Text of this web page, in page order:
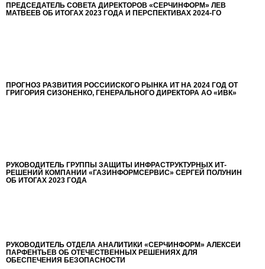
ПРЕДСЕДАТЕЛЬ СОВЕТА ДИРЕКТОРОВ «СЁРЧИНФОРМ» ЛЕВ
МАТВЕЕВ ОБ ИТОГАХ 2023 ГОДА И ПЕРСПЕКТИВАХ 2024-ГО
ПРОГНОЗ РАЗВИТИЯ РОССИЙСКОГО РЫНКА ИТ НА 2024 ГОД ОТ
ГРИГОРИЯ СИЗОНЕНКО, ГЕНЕРАЛЬНОГО ДИРЕКТОРА АО «ИВК»
РУКОВОДИТЕЛЬ ГРУППЫ ЗАЩИТЫ ИНФРАСТРУКТУРНЫХ ИТ-
РЕШЕНИЙ КОМПАНИИ «ГАЗИНФОРМСЕРВИС» СЕРГЕЙ ПОЛУНИН
ОБ ИТОГАХ 2023 ГОДА
РУКОВОДИТЕЛЬ ОТДЕЛА АНАЛИТИКИ «СЁРЧИНФОРМ» АЛЕКСЕЙ
ПАРФЕНТЬЕВ ОБ ОТЕЧЕСТВЕННЫХ РЕШЕНИЯХ ДЛЯ
ОБЕСПЕЧЕНИЯ БЕЗОПАСНОСТИ